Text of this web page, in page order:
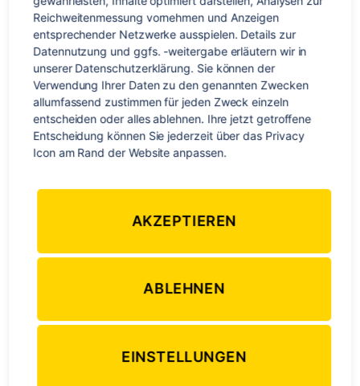
Tage. Da fällt es einem nicht schwer, „Goodbye Deutschland“
zu sagen und nach Malta aufzubrechen. Sonne, Strand,
Meer, Englisch lernen, gutes Essen… da geht doch das Herz
auf. Für Johanna und mich hieß es also ab […]
Schlagwörter
Malta,Mittelmeer,Sommerurlaub,Sprachkurs, Sprachreise,
Sprachreisen,Sprachschule ,Sprachurlaub
EUROPA SPRACHREISEN
Sprachreisen Malta – Infos
und Tipps von Florian
Beitragsautor
VonRedaktion Veröffentlichungsdatum
18. Februar 2019 2 Kommentarezu
Reichweitenmessung vornehmen und Anzeigen
entsprechender Netzwerke ausspielen. Details zur
Datennutzung und ggfs. -weitergabe erläutern wir in
unserer Datenschutzerklärung. Sie können der
Verwendung Ihrer Daten zu den genannten Zwecken
allumfassend zustimmen für jeden Zweck einzeln
entscheiden oder alles ablehnen. Ihre jetzt getroffene
Entscheidung können Sie jederzeit über das Privacy
Icon am Rand der Website anpassen.
AKZEPTIEREN
ABLEHNEN
EINSTELLUNGEN